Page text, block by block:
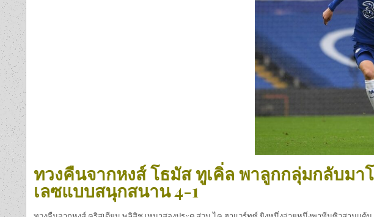
ทวงคืนจากหงส์ โธมัส ทูเคิ่ล พาลูกกลุ่มกลับม
เลซแบบสนุกสนาน 4-1